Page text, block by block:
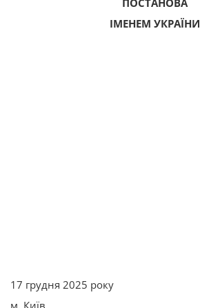
ІМЕНЕМ УКРАЇНИ
17 грудня 2025 року
м. Київ